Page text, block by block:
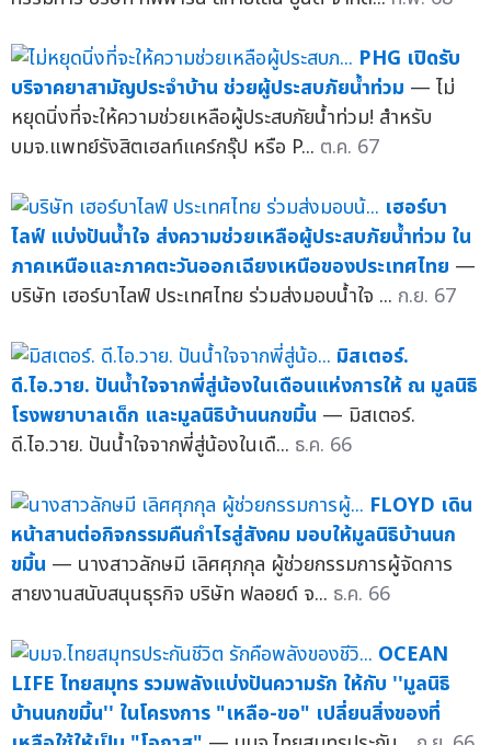
PHG เปิดรับ
บริจาคยาสามัญประจำบ้าน ช่วยผู้ประสบภัยน้ำท่วม — ไม่
หยุดนิ่งที่จะให้ความช่วยเหลือผู้ประสบภัยน้ำท่วม! สำหรับ
บมจ.แพทย์รังสิตเฮลท์แคร์กรุ๊ป หรือ P... ต.ค. 67
เฮอร์บา
ไลฟ์ แบ่งปันน้ำใจ ส่งความช่วยเหลือผู้ประสบภัยน้ำท่วม ใน
ภาคเหนือและภาคตะวันออกเฉียงเหนือของประเทศไทย —
บริษัท เฮอร์บาไลฟ์ ประเทศไทย ร่วมส่งมอบน้ำใจ ... ก.ย. 67
มิสเตอร์.
ดี.ไอ.วาย. ปันน้ำใจจากพี่สู่น้องในเดือนแห่งการให้ ณ มูลนิธิ
โรงพยาบาลเด็ก และมูลนิธิบ้านนกขมิ้น — มิสเตอร์.
ดี.ไอ.วาย. ปันน้ำใจจากพี่สู่น้องในเดื... ธ.ค. 66
FLOYD เดิน
หน้าสานต่อกิจกรรมคืนกำไรสู่สังคม มอบให้มูลนิธิบ้านนก
ขมิ้น — นางสาวลักษมี เลิศศุภกุล ผู้ช่วยกรรมการผู้จัดการ
สายงานสนับสนุนธุรกิจ บริษัท ฟลอยด์ จ... ธ.ค. 66
OCEAN
LIFE ไทยสมุทร รวมพลังแบ่งปันความรัก ให้กับ ''มูลนิธิ
บ้านนกขมิ้น'' ในโครงการ "เหลือ-ขอ" เปลี่ยนสิ่งของที่